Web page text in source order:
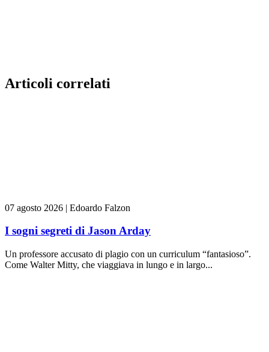
Articoli correlati
07 agosto 2026 | Edoardo Falzon
I sogni segreti di Jason Arday
Un professore accusato di plagio con un curriculum “fantasioso”.
Come Walter Mitty, che viaggiava in lungo e in largo...